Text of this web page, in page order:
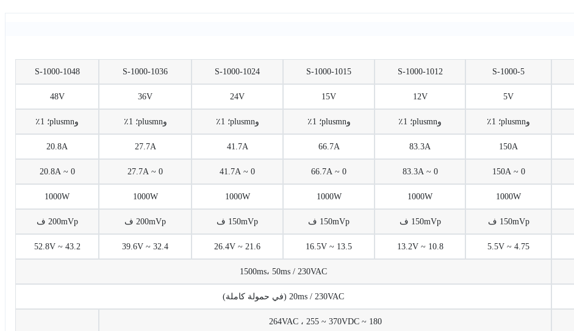
S-1000-5
S-1000-1012
S-1000-1015
S-1000-1024
S-1000-1036
S-1000-1048
5V
12V
15V
24V
36V
48V
وplusmn؛ 1٪ وplusmn؛ 1٪ وplusmn؛ 1٪ وplusmn؛ 1٪ وplusmn؛ 1٪ وplusmn؛ 1٪
150A
83.3A
66.7A
41.7A
27.7A
20.8A
0 ~ 150A
0 ~ 83.3A
0 ~ 66.7A
0 ~ 41.7A
0 ~ 27.7A
0 ~ 20.8A
1000W
1000W
1000W
1000W
1000W
1000W
150mVp ف 150mVp ف 150mVp ف 150mVp ف 200mVp ف 200mVp ف
4.75 ~ 5.5V
10.8 ~ 13.2V
13.5 ~ 16.5V
21.6 ~ 26.4V
32.4 ~ 39.6V
43.2 ~ 52.8V
1500ms، 50ms / 230VAC
20ms / 230VAC (في حمولة كاملة)
180 ~ 264VAC ، 255 ~ 370VDC